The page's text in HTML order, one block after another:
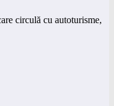
circulă cu autoturisme,